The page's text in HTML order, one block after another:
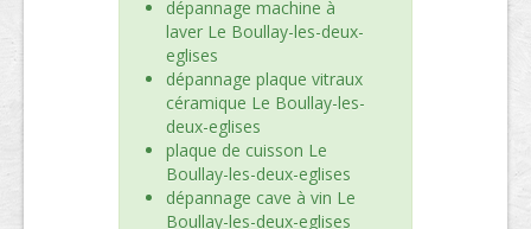
dépannage machine à
laver Le Boullay-les-deux-
eglises
dépannage plaque vitraux
céramique Le Boullay-les-
deux-eglises
plaque de cuisson Le
Boullay-les-deux-eglises
dépannage cave à vin Le
Boullay-les-deux-eglises